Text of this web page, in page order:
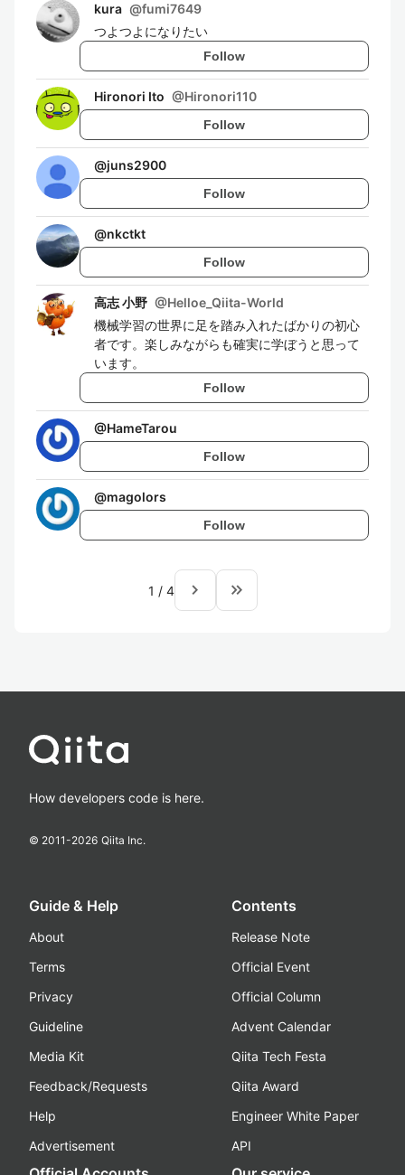
kura @fumi7649
つよつよになりたい
Follow
Hironori Ito @Hironori110
Follow
@juns2900
Follow
@nkctkt
Follow
高志 小野 @Helloe_Qiita-World
機械学習の世界に足を踏み入れたばかりの初心
者です。楽しみながらも確実に学ぼうと思って
います。
Follow
@HameTarou
Follow
@magolors
Follow
1 / 4 navigate_next keyboard_double_arrow_right
How developers code is here.
© 2011-2026 Qiita Inc.
Guide & Help
About
Terms
Privacy
Guideline
Media Kit
Feedback/Requests
Help
Advertisement
Contents
Release Note
Official Event
Official Column
Advent Calendar
Qiita Tech Festa
Qiita Award
Engineer White Paper
API